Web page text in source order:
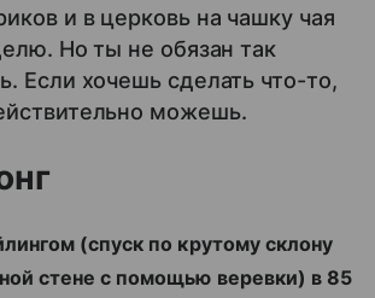
и в церковь на чашку чая
Но ты не обязан так
Если хочешь сделать что-то,
можешь.
(спуск по крутому склону
стене с помощью веревки) в 85